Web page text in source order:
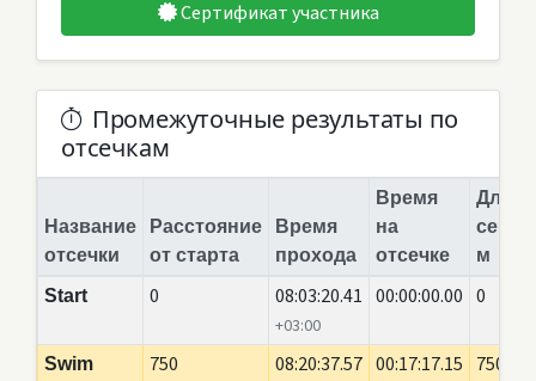
Сертификат участника
Промежуточные результаты по
отсечкам
Название
отсечки
Расстояние
от старта
Время
прохода
Время
на
отсечке
Длина
м
Start
0 08:03:20.41
+03:00
00:00:00.00 0
Swim 750 08:20:37.57 00:17:17.15 750